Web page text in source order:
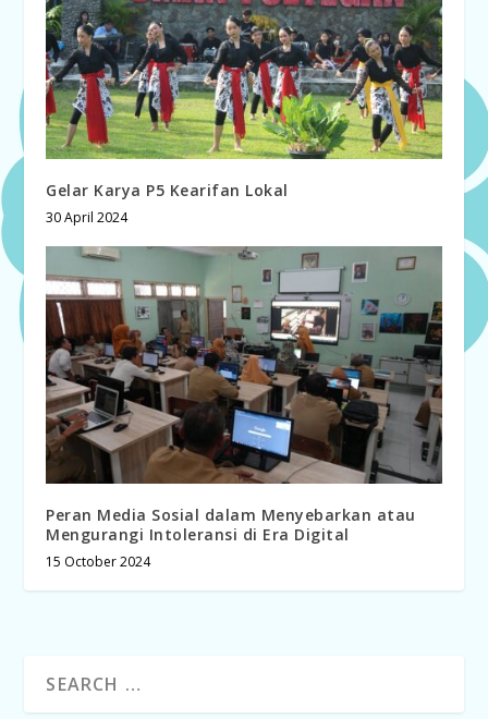
Gelar Karya P5 Kearifan Lokal
30 April 2024
Peran Media Sosial dalam Menyebarkan atau
Mengurangi Intoleransi di Era Digital
15 October 2024